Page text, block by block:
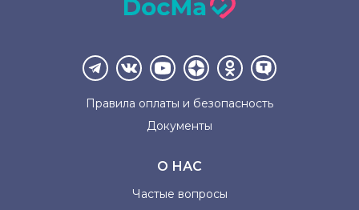
Правила оплаты и безопасность
Документы
О НАС
Частые вопросы